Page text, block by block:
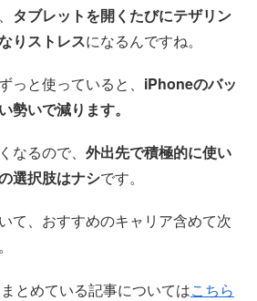
タブレットを開くたびにテザリン
りストレスになるんですね。
っと使っていると、 iPhoneのバッ
勢いで減ります。
なるので、 外出先で積極的に使い
選択肢はナシです。
て、おすすめのキャリア含めて次
とめている記事についてはこちら